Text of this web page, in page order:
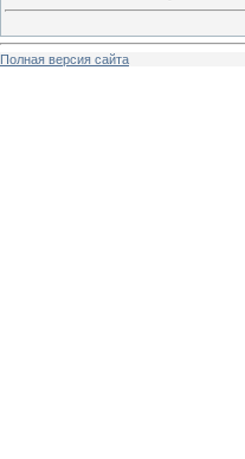
Полная версия сайта